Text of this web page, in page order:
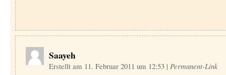
Saayeh
Erstellt am 11. Februar 2011 um 12:53 | Permanent-Link